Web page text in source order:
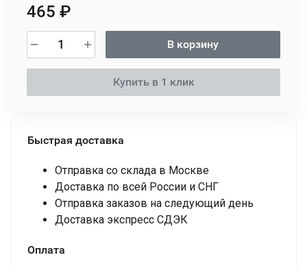
465 ₽
В корзину
Купить в 1 клик
Быстрая доставка
Отправка со склада в Москве
Доставка по всей России и СНГ
Отправка заказов на следующий день
Доставка экспресс СДЭК
Оплата